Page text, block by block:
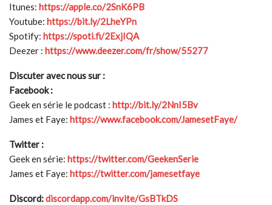
Itunes: https://apple.co/2SnK6PB
Youtube: https://bit.ly/2LheYPn
Spotify: https://spoti.fi/2ExjIQA
Deezer : https://www.deezer.com/fr/show/55277
Discuter avec nous sur :
Facebook :
Geek en série le podcast : http://bit.ly/2NnI5Bv
James et Faye: https://www.facebook.com/JamesetFaye/
Twitter :
Geek en série: https://twitter.com/GeekenSerie
James et Faye: https://twitter.com/jamesetfaye
Discord:discordapp.com/invite/GsBTkDS